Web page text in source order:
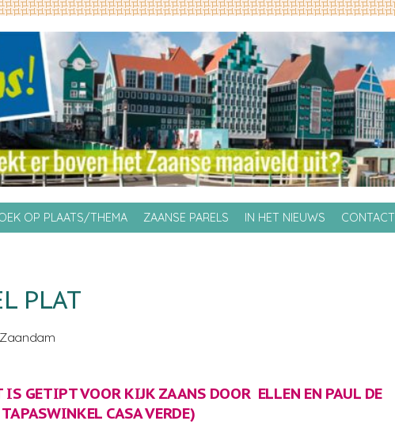
OP PLAATS/THEMA ZAANSE PARELS IN HET NIEUWS CONTACT
PLAT
GETIPT VOOR KIJK ZAANS DOOR ELLEN EN PAUL DE
CASA VERDE)